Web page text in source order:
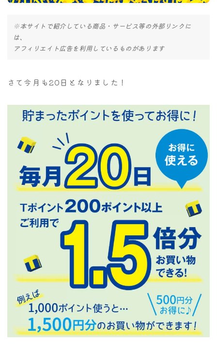
ナナちゃん人形
※本サイトで紹介している商品・サービス等の外部リンクに
は、
アフィリエイト広告を利用しているものがあります
さて今月も20日となりました！